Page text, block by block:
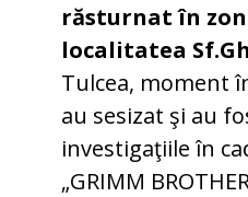
răsturnat în
localitatea
Tulcea, moment
au sesizat şi au
investigaţiile în
„GRIMM